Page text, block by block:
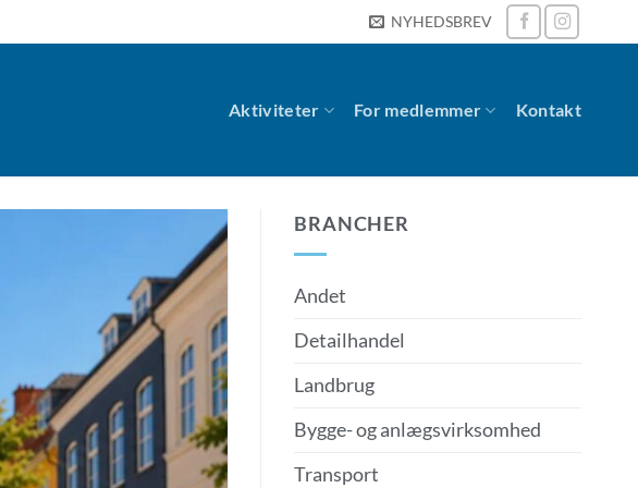
NYHEDSBREV
Aktiviteter For medlemmer Kontakt
BRANCHER
Andet
Detailhandel
Landbrug
Bygge- og anlægsvirksomhed
Transport